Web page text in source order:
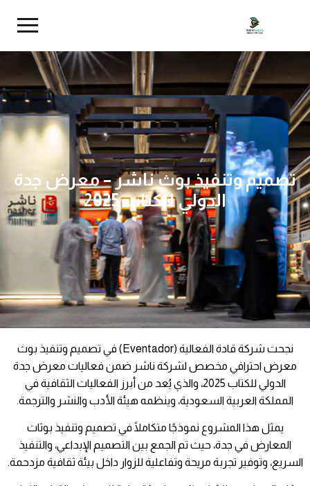
تصميم وتنفيذ بوث ناشر – معرض جدة
الدولي للكتاب 2025
نجحت شركة قادة الفعالية (Eventador) في تصميم وتنفيذ بوث
معرض احترافي مخصص لشركة ناشر ضمن فعاليات معرض جدة
الدولي للكتاب 2025، والذي يُعد من أبرز الفعاليات الثقافية في
المملكة العربية السعودية، وينظمه هيئة الأدب والنشر والترجمة.
يمثل هذا المشروع نموذجًا متكاملًا في تصميم وتنفيذ بوثات
المعارض في جدة، حيث تم الجمع بين التصميم الإبداعي، والتنفيذ
السريع، وتوفير تجربة مريحة وتفاعلية للزوار داخل بيئة ثقافية مزدحمة.